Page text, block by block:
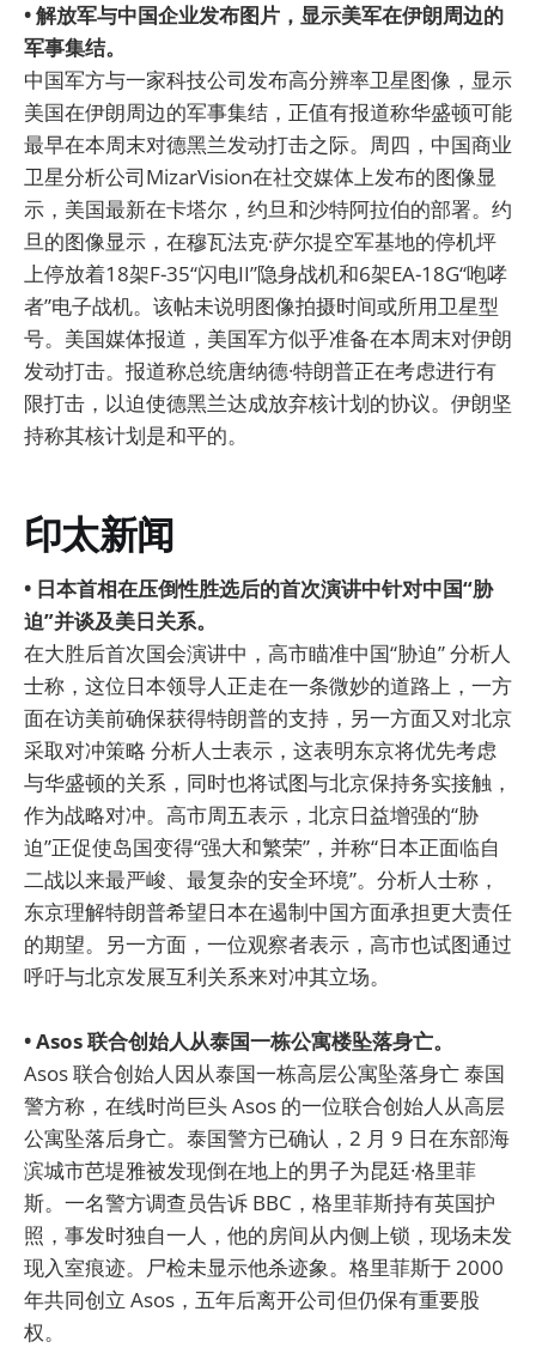
• 解放军与中国企业发布图片，显示美军在伊朗周边的
军事集结。
中国军方与一家科技公司发布高分辨率卫星图像，显示
美国在伊朗周边的军事集结，正值有报道称华盛顿可能
最早在本周末对德黑兰发动打击之际。周四，中国商业
卫星分析公司MizarVision在社交媒体上发布的图像显
示，美国最新在卡塔尔，约旦和沙特阿拉伯的部署。约
旦的图像显示，在穆瓦法克·萨尔提空军基地的停机坪
上停放着18架F-35“闪电II”隐身战机和6架EA-18G“咆哮
者”电子战机。该帖未说明图像拍摄时间或所用卫星型
号。美国媒体报道，美国军方似乎准备在本周末对伊朗
发动打击。报道称总统唐纳德·特朗普正在考虑进行有
限打击，以迫使德黑兰达成放弃核计划的协议。伊朗坚
持称其核计划是和平的。
印太新闻
• 日本首相在压倒性胜选后的首次演讲中针对中国“胁
迫”并谈及美日关系。
在大胜后首次国会演讲中，高市瞄准中国“胁迫” 分析人
士称，这位日本领导人正走在一条微妙的道路上，一方
面在访美前确保获得特朗普的支持，另一方面又对北京
采取对冲策略 分析人士表示，这表明东京将优先考虑
与华盛顿的关系，同时也将试图与北京保持务实接触，
作为战略对冲。高市周五表示，北京日益增强的“胁
迫”正促使岛国变得“强大和繁荣”，并称“日本正面临自
二战以来最严峻、最复杂的安全环境”。分析人士称，
东京理解特朗普希望日本在遏制中国方面承担更大责任
的期望。另一方面，一位观察者表示，高市也试图通过
呼吁与北京发展互利关系来对冲其立场。
• Asos 联合创始人从泰国一栋公寓楼坠落身亡。
Asos 联合创始人因从泰国一栋高层公寓坠落身亡 泰国
警方称，在线时尚巨头 Asos 的一位联合创始人从高层
公寓坠落后身亡。泰国警方已确认，2 月 9 日在东部海
滨城市芭堤雅被发现倒在地上的男子为昆廷·格里菲
斯。一名警方调查员告诉 BBC，格里菲斯持有英国护
照，事发时独自一人，他的房间从内侧上锁，现场未发
现入室痕迹。尸检未显示他杀迹象。格里菲斯于 2000
年共同创立 Asos，五年后离开公司但仍保有重要股
权。